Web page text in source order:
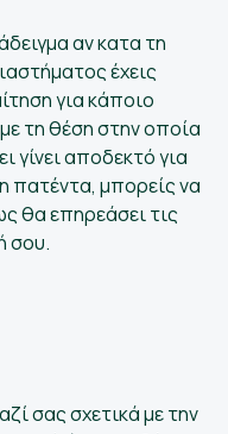
αν κατα τη
έχεις
για κάποιο
τη θέση στην οποία
γίνει αποδεκτό για
πατέντα, μπορείς να
θα επηρεάσει τις
σου.
σας σχετικά με την